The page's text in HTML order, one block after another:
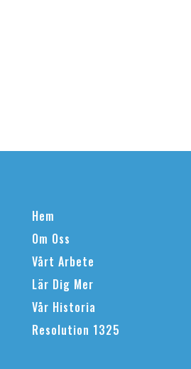
Hem
Om Oss
Vårt Arbete
Lär Dig Mer
Vår Historia
Resolution 1325